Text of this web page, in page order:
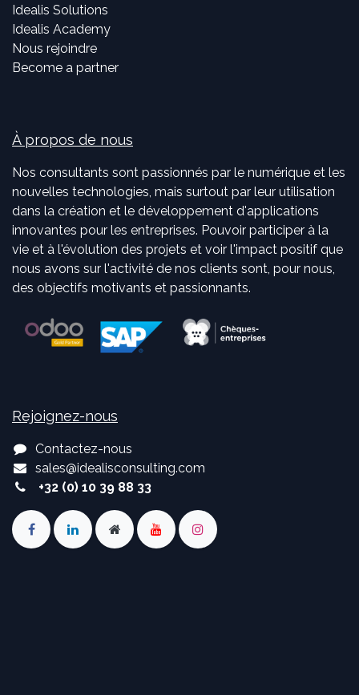
Idealis Solutions
Idealis Academy
Nous rejoindre
Become a partner
À propos de nous
Nos consultants sont passionnés par le numérique et les
nouvelles technologies, mais surtout par leur utilisation
dans la création et le développement d'applications
innovantes pour les entreprises. Pouvoir participer à la
vie et à l'évolution des projets et voir l'impact positif que
nous avons sur l'activité de nos clients sont, pour nous,
des objectifs motivants et passionnants.
Rejoignez-nous
Contactez-nous
sales@idealisconsulting.com
+32 (0) 10 39 88 33